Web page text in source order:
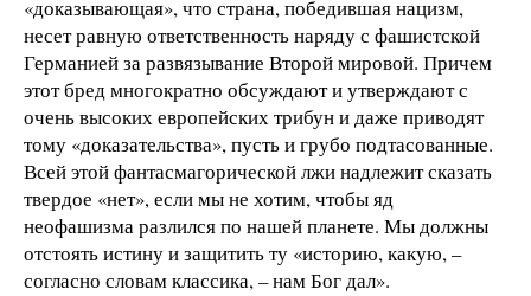
«доказывающая», что страна, победившая нацизм,
несет равную ответственность наряду с фашистской
Германией за развязывание Второй мировой. Причем
этот бред многократно обсуждают и утверждают с
очень высоких европейских трибун и даже приводят
тому «доказательства», пусть и грубо подтасованные.
Всей этой фантасмагорической лжи надлежит сказать
твердое «нет», если мы не хотим, чтобы яд
неофашизма разлился по нашей планете. Мы должны
отстоять истину и защитить ту «историю, какую, –
согласно словам классика, – нам Бог дал».